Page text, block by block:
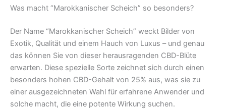
Was macht “Marokkanischer Scheich” so besonders?
Der Name “Marokkanischer Scheich” weckt Bilder von
Exotik, Qualität und einem Hauch von Luxus – und genau
das können Sie von dieser herausragenden CBD-Blüte
erwarten. Diese spezielle Sorte zeichnet sich durch einen
besonders hohen CBD-Gehalt von 25% aus, was sie zu
einer ausgezeichneten Wahl für erfahrene Anwender und
solche macht, die eine potente Wirkung suchen.